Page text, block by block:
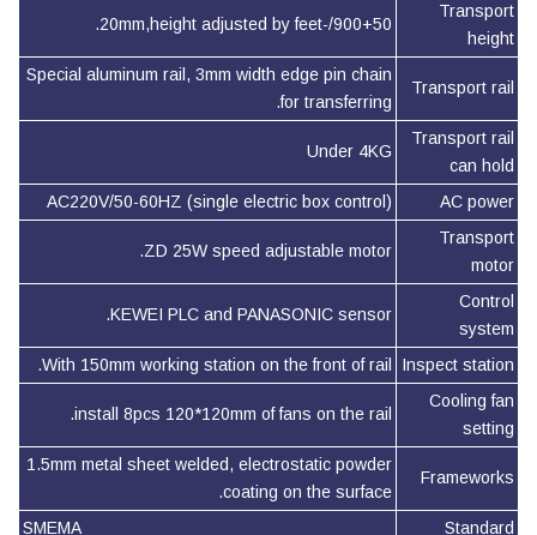
Transport
height
900+50/-20mm,height adjusted by feet.
Transport rail
Special aluminum rail, 3mm width edge pin chain
for transferring.
Transport rail
can hold
Under 4KG
AC power
AC220V/50-60HZ (single electric box control)
Transport
motor
ZD 25W speed adjustable motor.
Control
system
KEWEI PLC and PANASONIC sensor.
Inspect station
With 150mm working station on the front of rail.
Cooling fan
setting
install 8pcs 120*120mm of fans on the rail.
Frameworks
1.5mm metal sheet welded, electrostatic powder
coating on the surface.
Standard
SMEMA